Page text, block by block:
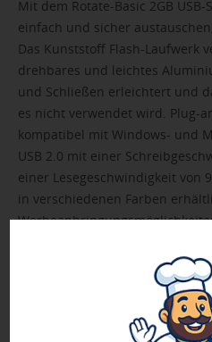
Mit dem Rotate-Basic 2GB
einfach und sicher
Das Kunststoff Flash-Laufwerk
drehbares und leichtes
und Schließen erleichtert und
es nicht verwendet wird. Plug-
kompatibel mit Windows- und
USB 2.0 mit einer
einer Lesegeschwindigkeit von
in verschiedenen Farben
Bitte beachten Sie, dass
Verpackung ausgeliefert
FASTLANE-Artikel werden